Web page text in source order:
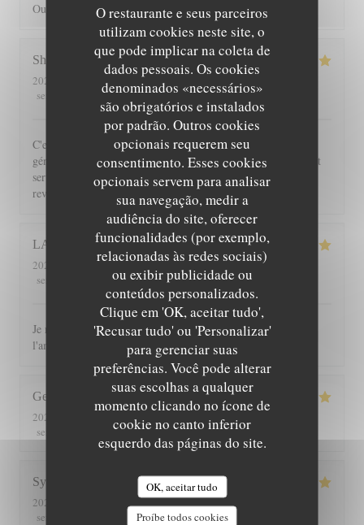
O restaurante e seus parceiros
utilizam cookies neste site, o
que pode implicar na coleta de
dados pessoais. Os cookies
denominados «necessários»
são obrigatórios e instalados
por padrão. Outros cookies
opcionais requerem seu
consentimento. Esses cookies
opcionais servem para analisar
sua navegação, medir a
audiência do site, oferecer
funcionalidades (por exemplo,
relacionadas às redes sociais)
ou exibir publicidade ou
conteúdos personalizados.
Clique em 'OK, aceitar tudo',
'Recusar tudo' ou 'Personalizar'
para gerenciar suas
preferências. Você pode alterar
suas escolhas a qualquer
momento clicando no ícone de
cookie no canto inferior
esquerdo das páginas do site.
OK, aceitar tudo
Proíbe todos cookies
Oui je recommande
Shérazade N
2026-08-05
- 20:00 - guests 2
service
ambience:4/5 menu: 5/5 quality_price
C'est toujours un régal de venir à Beyit Jedo les assiettes sont
généreuses et on y mange vraiment bien. Merci aux serveurs et
serveuses un accueil chaleureux. Comme d'habitude j'y
reviendrai 😉
LAURENCE C
2026-08-04
- 12:30 - guests 10
service
ambience:5/5 menu: 5/5 quality_price
Je recommande ce restaurant tant pour les plats que pour
l'ambiance chaleureuse et le cadre
George
2026-07-30
- 13:00 - guests 2
service
ambience: 5/5 menu: 5/5 quality_price
Sylvain
2026-07-25
- 20:30 - guests 3
service
:5/5 menu: 5/5 quality_price